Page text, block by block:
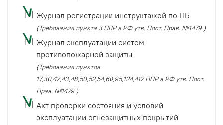
Журнал регистрации инструктажей по ПБ
(Требования пункта 3 ППР в РФ утв. Пост. Прав. №1479 )
Журнал эксплуатации систем
противопожарной защиты
(Требования пунктов
17,30,42,43,48,50,52,54,60,95,124,412 ППР в РФ утв. Пост.
Прав. №1479 )
Акт проверки состояния и условий
эксплуатации огнезащитных покрытий